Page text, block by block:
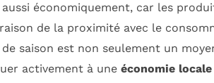
économiquement, car les
de la proximité avec le
saison est non seulement un
activement à une économie